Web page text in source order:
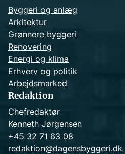
Byggeri og anlæg
Arkitektur
Grønnere byggeri
Renovering
Energi og klima
Erhverv og politik
Arbejdsmarked
Redaktion
Chefredaktør
Kenneth Jørgensen
+45 32 71 63 08
redaktion@dagensbyggeri.dk